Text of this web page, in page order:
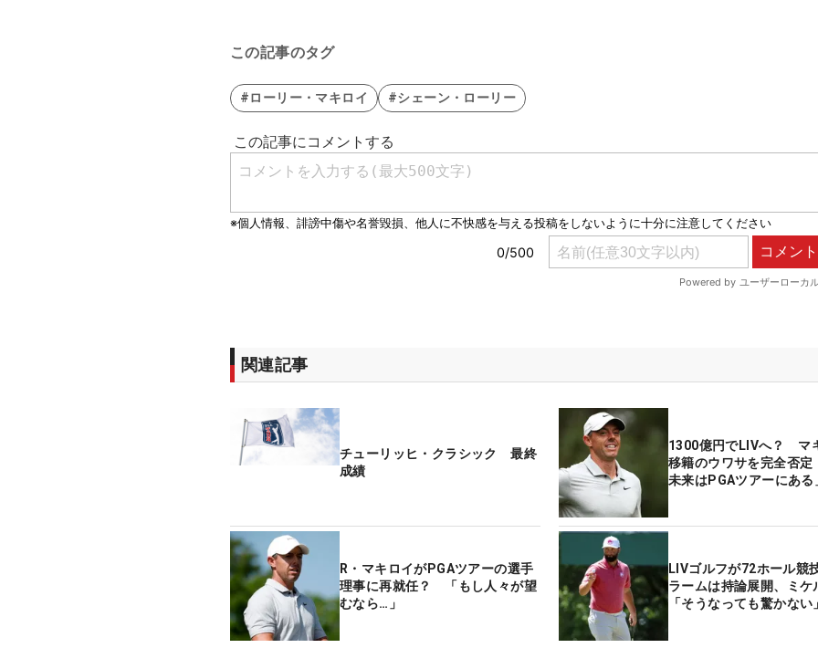
この記事のタグ
#ローリー・マキロイ #シェーン・ローリー
関連記事
チューリッヒ・クラシック 最終
成績
1300億円でLIVへ？ マ
移籍のウワサを完全否定
未来はPGAツアーにある
R・マキロイがPGAツアーの選手
理事に再就任？ 「もし人々が望
むなら…」
LIVゴルフが72ホール
ラームは持論展開、ミケ
「そうなっても驚かない